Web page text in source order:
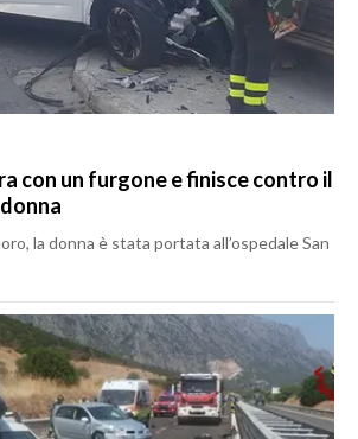
con un furgone e finisce contro il
la donna è stata portata all’ospedale San